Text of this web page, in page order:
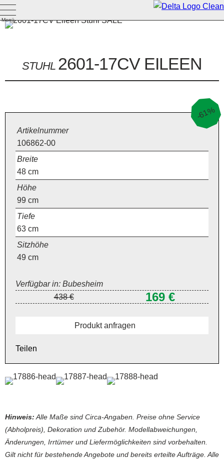
Menü
STUHL 2601-17CV EILEEN
-61%
Artikelnummer
106862-00
Breite
48 cm
Höhe
99 cm
Tiefe
63 cm
Sitzhöhe
49 cm
Verfügbar in: Bubesheim
438 €
169 €
Produkt anfragen
Teilen
Hinweis: Alle Maße sind Circa-Angaben. Preise ohne Service
(Abholpreis), Dekoration und Zubehör. Modellabweichungen,
Änderungen, Irrtümer und Liefermöglichkeiten sind vorbehalten.
Gilt nicht für bestehende Angebote und bereits erteilte Aufträge. Alle